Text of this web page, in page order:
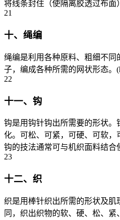
将线条封住（使隔离胶透过布面
21
十、绳编
绳编是利用各种原料、粗细不同
子，编成各种所需的网状形态。
22
十一、钩
钩是用钩针钩出所需要的形状
化。可松、可紧，可硬、可软，
钩的技法通常可与机织面料结合
23
十二、织
织是用棒针织出所需的形状及
同，织出织物的软、硬、松、